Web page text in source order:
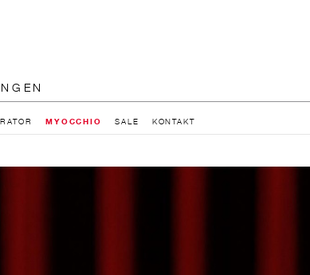
MYOCCHIO SALE KONTAKT